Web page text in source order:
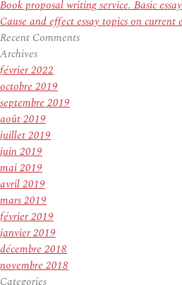
Book proposal writing service. Basic
Cause and effect essay topics on current
Recent Comments
Archives
février 2022
octobre 2019
septembre 2019
août 2019
juillet 2019
juin 2019
mai 2019
avril 2019
mars 2019
février 2019
janvier 2019
décembre 2018
novembre 2018
Categories